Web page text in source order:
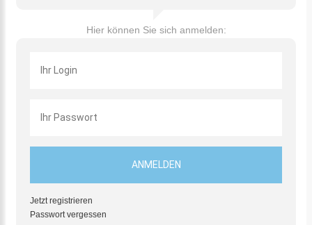
Hier können Sie sich anmelden:
Jetzt registrieren
Passwort vergessen